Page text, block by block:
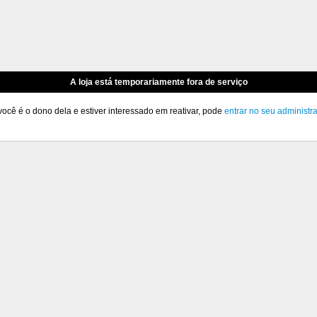
A loja está temporariamente fora de serviço
é o dono dela e estiver interessado em reativar, pode entrar no seu